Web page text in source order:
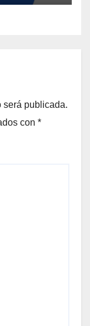
será publicada.
con *